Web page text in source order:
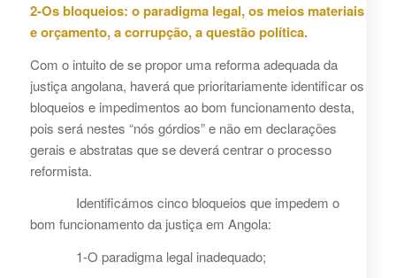
2-Os bloqueios: o paradigma legal, os meios materiais
e orçamento, a corrupção, a questão política.
Com o intuito de se propor uma reforma adequada da
justiça angolana, haverá que prioritariamente identificar os
bloqueios e impedimentos ao bom funcionamento desta,
pois será nestes “nós górdios” e não em declarações
gerais e abstratas que se deverá centrar o processo
reformista.
Identificámos cinco bloqueios que impedem o
bom funcionamento da justiça em Angola:
1-O paradigma legal inadequado;